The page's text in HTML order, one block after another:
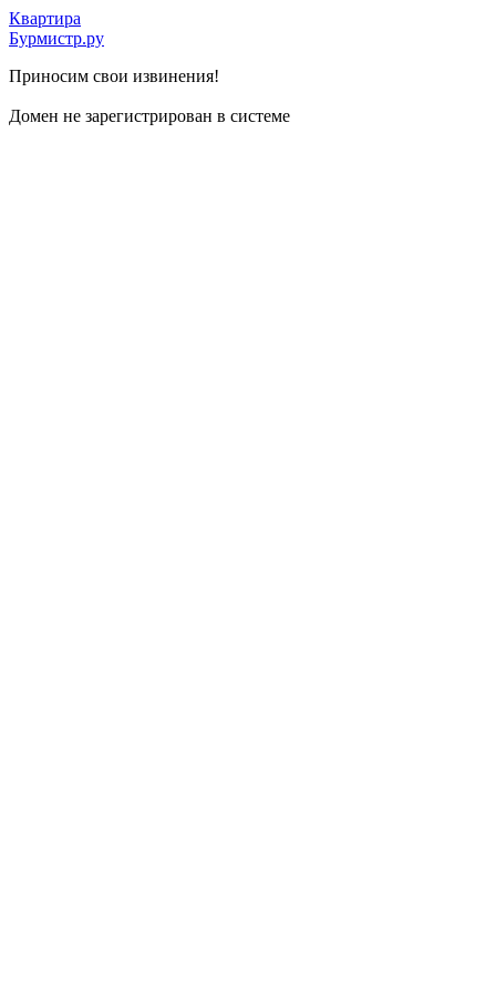
Квартира
Бурмистр.ру
Приносим свои извинения!
Домен не зарегистрирован в системе